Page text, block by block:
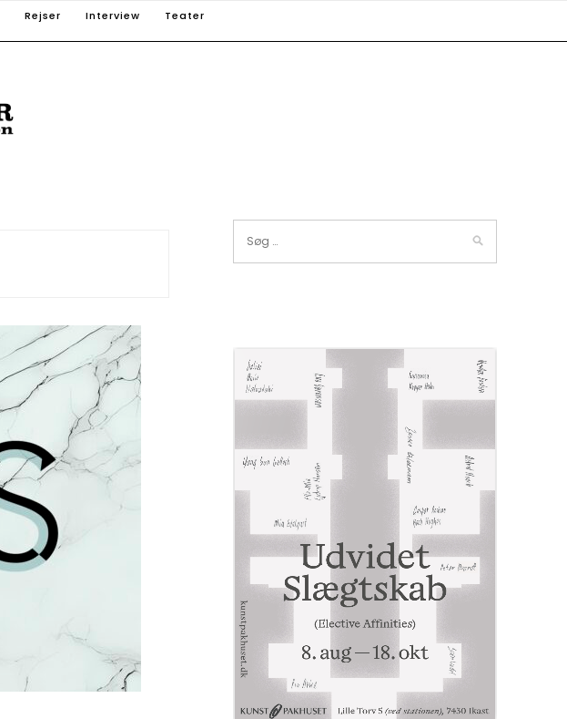
Rejser Interview Teater